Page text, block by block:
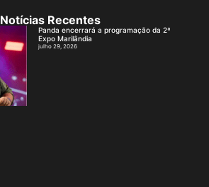
Notícias Recentes
Panda encerrará a programação da 2ª
Expo Marilândia
julho 29, 2026